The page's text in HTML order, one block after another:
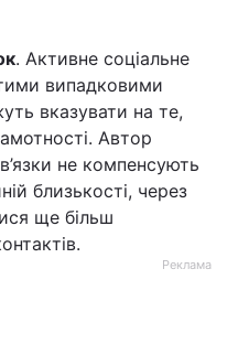
. Активне соціальне
випадковими
вказувати на те,
Автор
не компенсують
близькості, через
ще більш
Реклама